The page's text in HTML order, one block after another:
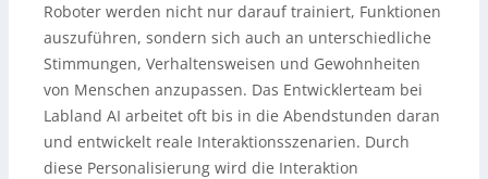
Roboter werden nicht nur darauf trainiert, Funktionen
auszuführen, sondern sich auch an unterschiedliche
Stimmungen, Verhaltensweisen und Gewohnheiten
von Menschen anzupassen. Das Entwicklerteam bei
Labland AI arbeitet oft bis in die Abendstunden daran
und entwickelt reale Interaktionsszenarien. Durch
diese Personalisierung wird die Interaktion